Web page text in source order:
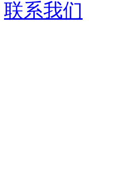
联系我们